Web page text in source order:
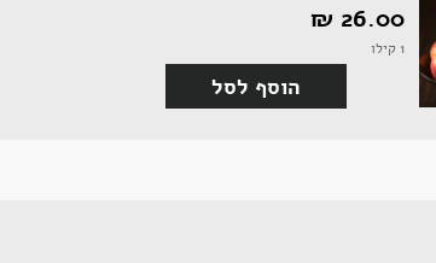
26.00 ‏₪
1 קילו
הוסף לסל